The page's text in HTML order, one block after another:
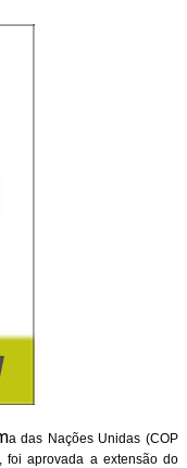
a das Nações Unidas (COP
foi aprovada a extensão do